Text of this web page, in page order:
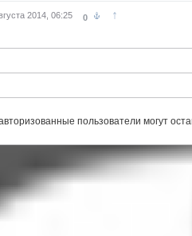
2014, 06:25 0 ↑
пользователи могут